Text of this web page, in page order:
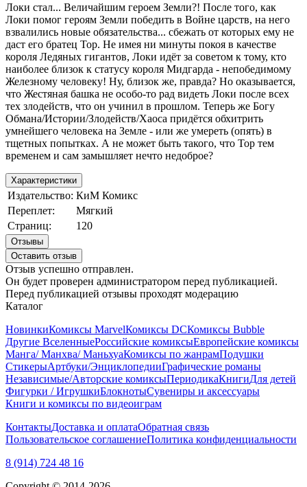
Локи стал... Величайшим героем Земли?! После того, как
Локи помог героям Земли победить в Войне царств, на него
взвалились новые обязательства... сбежать от которых ему не
даст его братец Тор. Не имея ни минуты покоя в качестве
короля Ледяных гигантов, Локи идёт за советом к тому, кто
наиболее близок к статусу короля Мидгарда - непобедимому
Железному человеку! Ну, близок же, правда? Но оказывается,
что Жестяная башка не особо-то рад видеть Локи после всех
тех злодейств, что он учинил в прошлом. Теперь же Богу
Обмана/Истории/Злодейств/Хаоса придётся обхитрить
умнейшего человека на Земле - или же умереть (опять) в
тщетных попытках. А не может быть такого, что Тор тем
временем и сам замышляет нечто недоброе?
Характеристики
Издательство: КиМ Комикс
Переплет:
Мягкий
Страниц:
120
Отзывы
Оставить отзыв
Отзыв успешно отправлен.
Он будет проверен администратором перед публикацией.
Перед публикацией отзывы проходят модерацию
Каталог
НовинкиКомиксы MarvelКомиксы DCКомиксы Bubble
Другие ВселенныеРоссийские комиксыЕвропейские комиксы
Манга/ Манхва/ МаньхуаКомиксы по жанрамПодушки
СтикерыАртбуки/ЭнциклопедииГрафические романы
Независимые/Авторские комиксыПериодикаКнигиДля детей
Фигурки / ИгрушкиБлокнотыСувениры и аксессуары
Книги и комиксы по видеоиграм
КонтактыДоставка и оплатаОбратная связь
Пользовательское соглашениеПолитика конфиденциальности
8 (914) 724 48 16